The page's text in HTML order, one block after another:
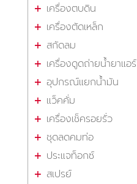
เครื่องตบดิน
เครื่องตัดเหล็ก
สกัดลม
เครื่องดูดถ่ายน้ำยาแอร์
อุปกรณ์แยกน้ำมัน
แว็คคั่ม
เครื่องเช็ครอยรั่ว
ชุดลดคมท่อ
ประแจท็อกซ์
สเปรย์